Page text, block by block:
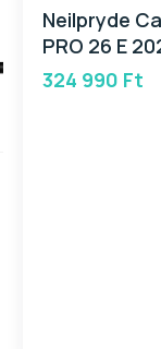
Neilpryde
PRO 26 E
324 990 Ft